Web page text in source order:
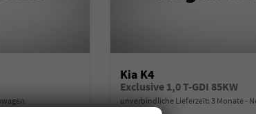
Kia K4
Exclusive 1,0 T-GDI 85KW
unverbindliche Lieferzeit:3 Monate